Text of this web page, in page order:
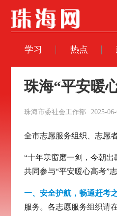
学习 热点
珠海“平安暖
珠海市委社会工作部 2025-
全市志愿服务组织、志愿
“十年寒窗磨一剑，今朝
共同参与“平安暖心高考”
一、安全护航，畅通赶考之
服务。各志愿服务组织请